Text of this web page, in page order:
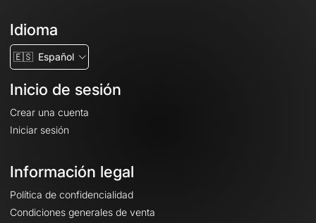
Idioma
🇪🇸 Español
Inicio de sesión
Crear una cuenta
Iniciar sesión
Información legal
Política de confidencialidad
Condiciones generales de venta